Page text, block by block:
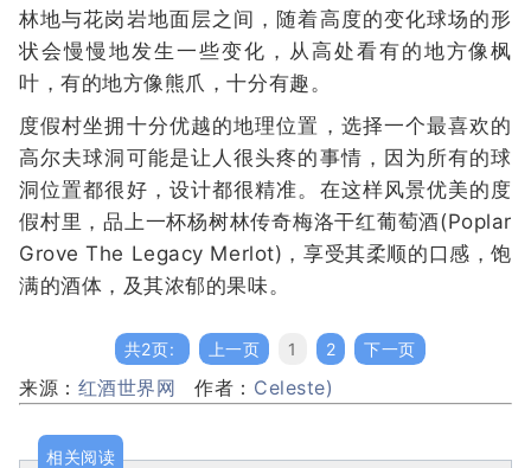
林地与花岗岩地面层之间，随着高度的变化球场的形
状会慢慢地发生一些变化，从高处看有的地方像枫
叶，有的地方像熊爪，十分有趣。
度假村坐拥十分优越的地理位置，选择一个最喜欢的
高尔夫球洞可能是让人很头疼的事情，因为所有的球
洞位置都很好，设计都很精准。在这样风景优美的度
假村里，品上一杯杨树林传奇梅洛干红葡萄酒(Poplar
Grove The Legacy Merlot)，享受其柔顺的口感，饱
满的酒体，及其浓郁的果味。
共2页: 上一页 1 2 下一页
来源： 红酒世界网 作者： Celeste)
相关阅读